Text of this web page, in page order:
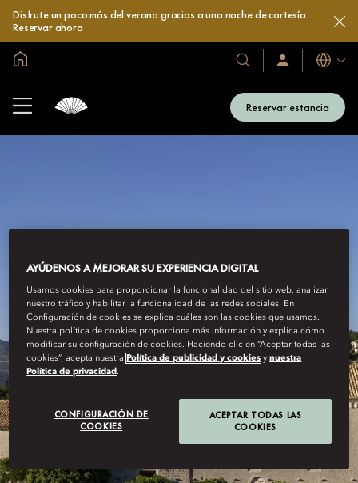
Disfrute un poco más del verano gracias a una noche de cortesía.
Reservar ahora
Nuestros
hoteles
y
resorts
Iniciar
sesión
ahora
Idiomas
Reservar estancia
AYÚDENOS A MEJORAR SU EXPERIENCIA DIGITAL
Usamos cookies para proporcionar la funcionalidad del sitio web, analizar
nuestro tráfico y habilitar la funcionalidad de las redes sociales. En
Configuración de cookies se explica cuáles son las cookies que usamos.
Nuestra política de cookies proporciona más información y explica cómo
modificar su configuración de cookies. Haciendo clic en “Aceptar todas las
cookies”, acepta nuestra Política de publicidad y cookies ynuestra
Política de privacidad .
CONFIGURACIÓN DE
COOKIES
ACEPTAR TODAS LAS
COOKIES